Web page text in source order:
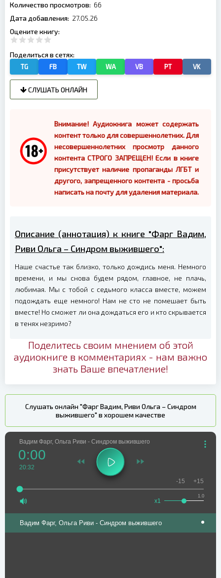
Количество просмотров: 66
Дата добавления: 27.05.26
Оцените книгу:
Поделиться в сетях:
TG FB TW WA VB PT VK
СЛУШАТЬ ОНЛАЙН
Внимание! Аудиокнига может содержать
контент только для совершеннолетних. Для
несовершеннолетних просмотр данного
контента СТРОГО ЗАПРЕЩЕН! Если в книге
присутствует наличие пропаганды ЛГБТ и
другого, запрещенного контента - просьба
написать на почту для удаления материала.
Описание (аннотация) к книге "Фарг Вадим,
Риви Ольга – Синдром выжившего":
Наше счастье так близко, только дождись меня. Немного
времени, и мы снова будем рядом, главное, не плачь,
любимая. Мы с тобой с седьмого класса вместе, можем
подождать еще немного! Нам не сто не помешает быть
вместе! Но сможет ли она дождаться его и кто скрывается
в тенях незримо?
Поделитесь своим мнением об этой
аудиокниге в комментариях - нам важно
знать Ваше впечатление!
Слушать онлайн "Фарг Вадим, Риви Ольга – Синдром
выжившего" в хорошем качестве
Вадим Фарг, Ольга Риви - Синдром выжившего
0:00
20:32
1.0
x1
-15 +15
Вадим Фарг, Ольга Риви - Синдром выжившего